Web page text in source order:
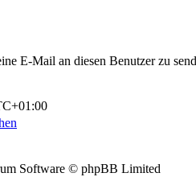
E-Mail an diesen Benutzer zu
Software © phpBB Limited